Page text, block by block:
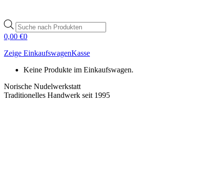
Products
search
0,00 €0
Zeige EinkaufswagenKasse
Keine Produkte im Einkaufswagen.
Norische Nudelwerkstatt
Traditionelles Handwerk seit 1995